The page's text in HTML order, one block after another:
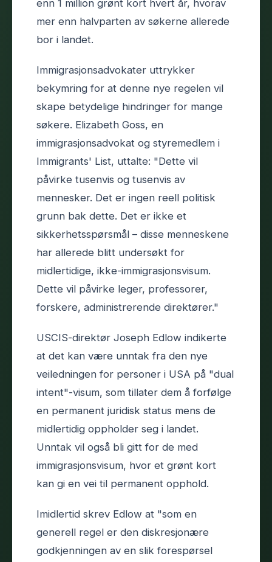
enn 1 million grønt kort hvert år, hvorav
mer enn halvparten av søkerne allerede
bor i landet.
Immigrasjonsadvokater uttrykker
bekymring for at denne nye regelen vil
skape betydelige hindringer for mange
søkere. Elizabeth Goss, en
immigrasjonsadvokat og styremedlem i
Immigrants' List, uttalte: "Dette vil
påvirke tusenvis og tusenvis av
mennesker. Det er ingen reell politisk
grunn bak dette. Det er ikke et
sikkerhetsspørsmål – disse menneskene
har allerede blitt undersøkt for
midlertidige, ikke-immigrasjonsvisum.
Dette vil påvirke leger, professorer,
forskere, administrerende direktører."
USCIS-direktør Joseph Edlow indikerte
at det kan være unntak fra den nye
veiledningen for personer i USA på "dual
intent"-visum, som tillater dem å forfølge
en permanent juridisk status mens de
midlertidig oppholder seg i landet.
Unntak vil også bli gitt for de med
immigrasjonsvisum, hvor et grønt kort
kan gi en vei til permanent opphold.
Imidlertid skrev Edlow at "som en
generell regel er den diskresjonære
godkjenningen av en slik forespørsel